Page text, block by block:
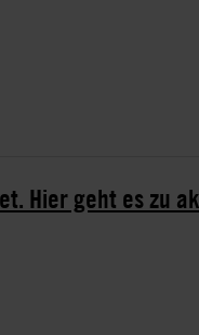
Hier geht es zu